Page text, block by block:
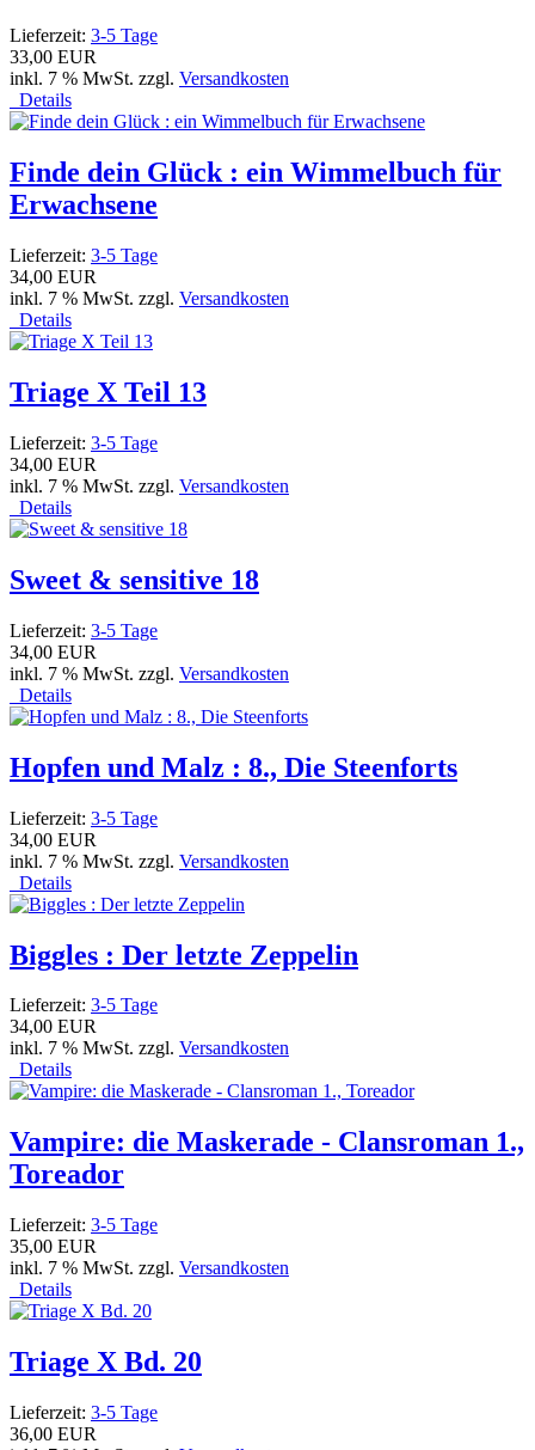
Lieferzeit: 3-5 Tage
33,00 EUR
inkl. 7 % MwSt. zzgl. Versandkosten
Details
Finde dein Glück : ein Wimmelbuch für
Erwachsene
Lieferzeit: 3-5 Tage
34,00 EUR
inkl. 7 % MwSt. zzgl. Versandkosten
Details
Triage X Teil 13
Lieferzeit: 3-5 Tage
34,00 EUR
inkl. 7 % MwSt. zzgl. Versandkosten
Details
Sweet & sensitive 18
Lieferzeit: 3-5 Tage
34,00 EUR
inkl. 7 % MwSt. zzgl. Versandkosten
Details
Hopfen und Malz : 8., Die Steenforts
Lieferzeit: 3-5 Tage
34,00 EUR
inkl. 7 % MwSt. zzgl. Versandkosten
Details
Biggles : Der letzte Zeppelin
Lieferzeit: 3-5 Tage
34,00 EUR
inkl. 7 % MwSt. zzgl. Versandkosten
Details
Vampire: die Maskerade - Clansroman 1.,
Toreador
Lieferzeit: 3-5 Tage
35,00 EUR
inkl. 7 % MwSt. zzgl. Versandkosten
Details
Triage X Bd. 20
Lieferzeit: 3-5 Tage
36,00 EUR